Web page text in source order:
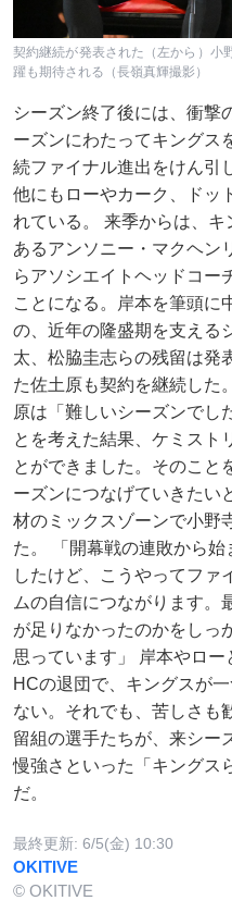
契約継続が発表された（左から）小
躍も期待される（長嶺真輝撮影）
シーズン終了後には、衝撃
ーズンにわたってキングス
続ファイナル進出をけん引
他にもローやカーク、ドッ
れている。 来季からは、
あるアンソニー・マクヘン
らアソシエイトヘッドコー
ことになる。岸本を筆頭に
の、近年の隆盛期を支える
太、松脇圭志らの残留は発
た佐土原も契約を継続した
原は「難しいシーズンでし
とを考えた結果、ケミスト
とができました。そのこと
ーズンにつなげていきたい
材のミックスゾーンで小野
た。 「開幕戦の連敗から
したけど、こうやってファ
ムの自信につながります。
が足りなかったのかをしっ
思っています」 岸本やロ
HCの退団で、キングスが
ない。それでも、苦しさも
留組の選手たちが、来シー
慢強さといった「キングス
だ。
最終更新: 6/5(金) 10:30
OKITIVE
© OKITIVE